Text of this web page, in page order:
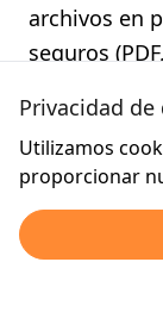
archivos en
seguros
combinada
caracteres
permite que
extrae
Privacidad de
Utilizamos
proporcionar